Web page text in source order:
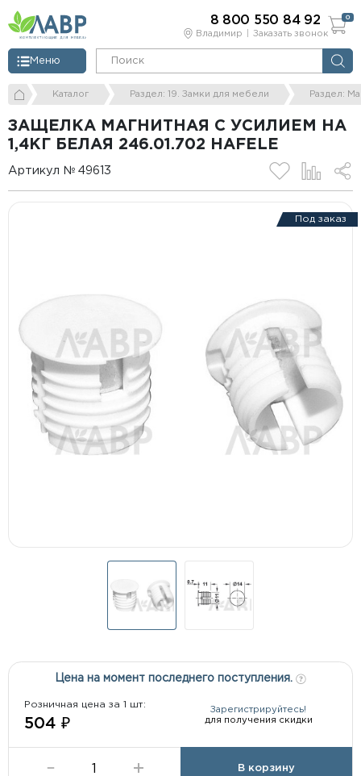
Владимир Заказать звонок
Меню
8 800 550 84 92 0
Каталог Раздел: 19. Замки для мебели Раздел:
ЗАЩЕЛКА МАГНИТНАЯ С УСИЛИЕМ НА
1,4КГ БЕЛАЯ 246.01.702 HAFELE
Артикул № 49613
Под заказ
Цена на момент последнего поступления.
Розничная цена за 1 шт:
504 ₽
Зарегистрируйтесь!
для получения скидки
В корзину